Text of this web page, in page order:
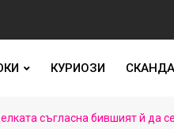
КУРИОЗИ
съгласна бившият й да